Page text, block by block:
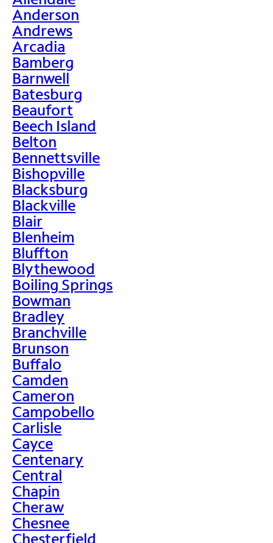
Anderson
Andrews
Arcadia
Bamberg
Barnwell
Batesburg
Beaufort
Beech Island
Belton
Bennettsville
Bishopville
Blacksburg
Blackville
Blair
Blenheim
Bluffton
Blythewood
Boiling Springs
Bowman
Bradley
Branchville
Brunson
Buffalo
Camden
Cameron
Campobello
Carlisle
Cayce
Centenary
Central
Chapin
Cheraw
Chesnee
Chesterfield